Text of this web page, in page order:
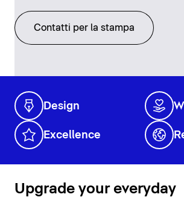
Contatti per la stampa
Design
Excellence
Upgrade your everyday